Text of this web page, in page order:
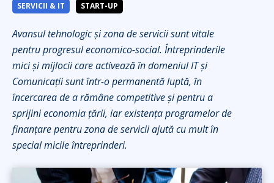
SERVICII & IT
START-UP
Avansul tehnologic și zona de servicii sunt vitale
pentru progresul economico-social. Întreprinderile
mici și mijlocii care activează în domeniul IT și
Comunicații sunt într-o permanentă luptă, în
încercarea de a rămâne competitive și pentru a
sprijini economia țării, iar existența programelor de
finanțare pentru zona de servicii ajută cu mult în
special micile întreprinderi.